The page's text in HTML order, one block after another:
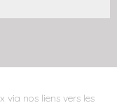
via nos liens vers les